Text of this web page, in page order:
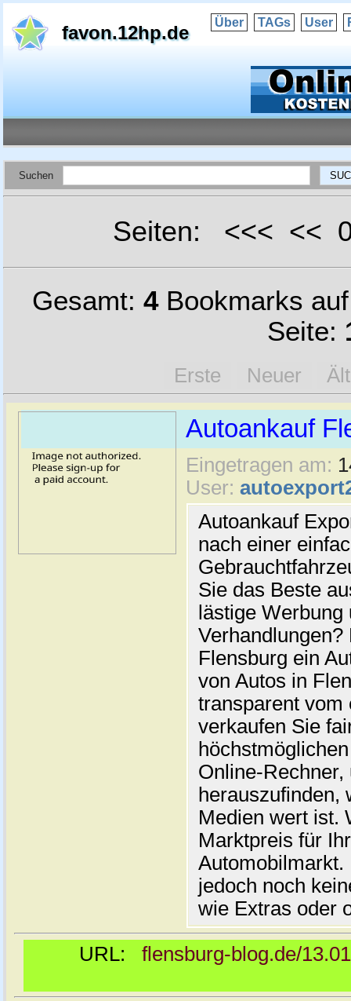
favon.12hp.de Über TAGs User
Suchen
Seiten: <<< <<
Gesamt: 4Bookmarks
Seite:
Erste Neuer
Autoankauf
Eingetragen am:
User:
Autoankauf
nach einer
Sie das Beste
lästige
Flensburg ein
von Autos in
transparent vom
verkaufen Sie
Online-
herauszufinden,
Medien wert ist.
Marktpreis für
jedoch noch
wie Extras oder
URL: flensburg-blog.de/